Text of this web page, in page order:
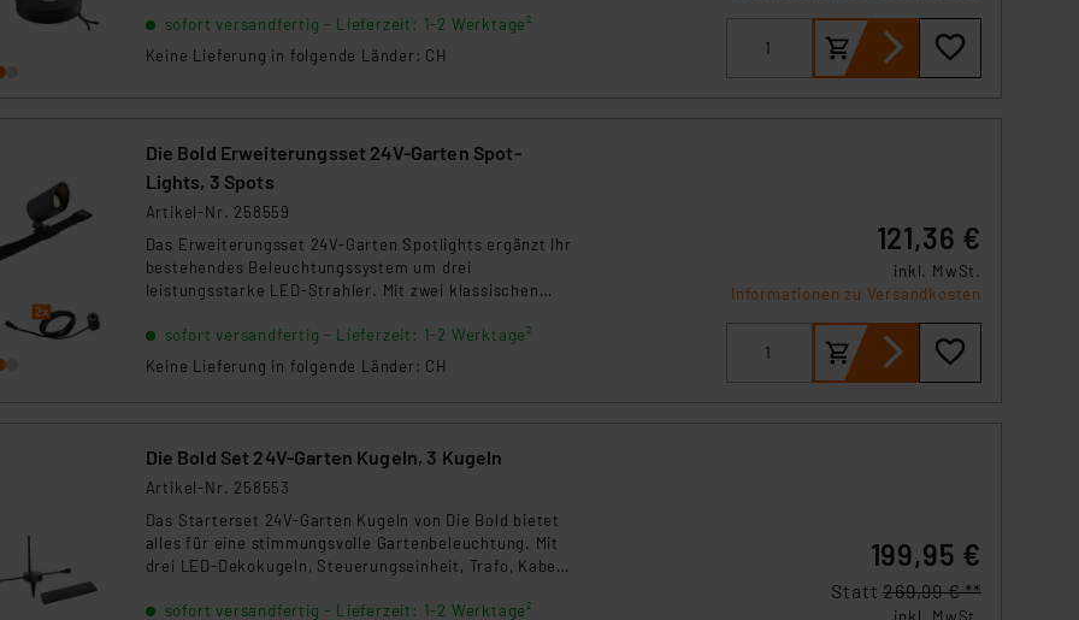
robusten 10 m Verteilungskabel ist es ideal für mittlere
Gartenprojekte. Kompatibel mit allen Die Bold 24V-
sofort versandfertig - Lieferzeit: 1-2 Werktage²
Keine Lieferung in folgende Länder: CH
Die Bold Erweiterungsset 24V-Garten Spot-
Lights, 3 Spots
Artikel-Nr. 258559
Das Erweiterungsset 24V-Garten Spotlights ergänzt Ihr
bestehendes Beleuchtungssystem um drei
leistungsstarke LED-Strahler. Mit zwei klassischen
Modell sowie passenden Anschlusskabeln eignet sich
das Set ideal für gezielte Lichtakzente im
sofort versandfertig - Lieferzeit: 1-2 Werktage²
Keine Lieferung in folgende Länder: CH
121,36 €
inkl. MwSt.
Informationen zu Versandkosten
Die Bold Set 24V-Garten Kugeln, 3 Kugeln
Artikel-Nr. 258553
Das Starterset 24V-Garten Kugeln von Die Bold bietet
alles für eine stimmungsvolle Gartenbeleuchtung. Mit
drei LED-Dekokugeln, Steuerungseinheit, Trafo, Kabeln
warmweiße Lichtfarbe sorgt für gemütliche
sofort versandfertig - Lieferzeit: 1-2 Werktage²
199,95 €
Statt269,99 € **